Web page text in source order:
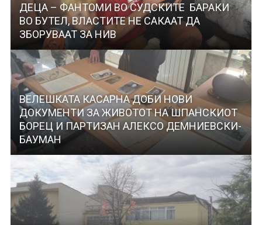
ДЕЦА – ФАНТОМИ ВО СУДСКИТЕ БАРАКИ
ВО БУТЕЛ, ВЛАСТИТЕ НЕ САКААТ ДА
ЗБОРУВААТ ЗА НИВ
ВЕЛЕШКАТА КАСАРНА ДОБИ НОВИ
ДОКУМЕНТИ ЗА ЖИВОТОТ НА ШПАНСКИОТ
БОРЕЦ И ПАРТИЗАН АЛЕКСО ДЕМНИЕВСКИ-
БАУМАН